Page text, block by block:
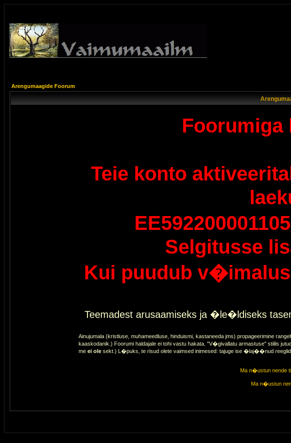
Arengumaagide Foorum
Foorumiga
Teie konto
Selgitusse
Kui puudub
Teemadest arusaamiseks ja �le�ldiseks
Ainujumala (kristluse, muhameedluse, hinduismi, kastaneeda jms) propageerimine
kaaskodanik.) Foorumi haldajale ei tohi vastu hakata. "V�givallatu armastuse" stiilis
me ei olesekt.) L�puks, te risud olete vaimsed inimesed: tajuge ise �laj��nud
Ma n�ustun nende
Ma n�ustun